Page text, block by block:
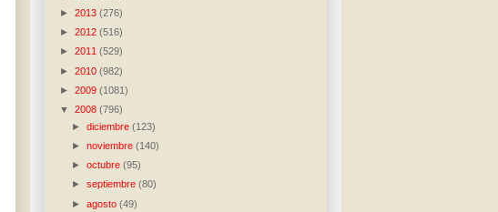
► 2013 (276)
► 2012 (516)
► 2011 (529)
► 2010 (982)
► 2009 (1081)
▼ 2008 (796)
►diciembre(123)
►noviembre(140)
►octubre(95)
►septiembre(80)
►agosto(49)